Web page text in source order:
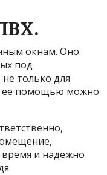
окнам. Оно
под
только для
её помощью можно
и надёжно